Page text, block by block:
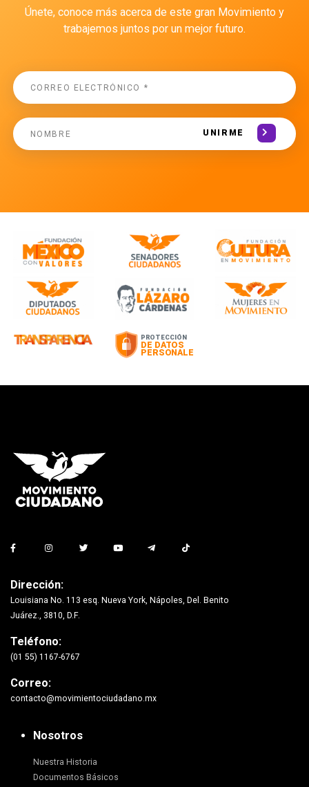
Únete, conoce más acerca de este gran Movimiento y
trabajemos juntos por un mejor futuro.
UNIRME
Dirección:
Louisiana No. 113 esq. Nueva York, Nápoles, Del. Benito
Juárez., 3810, D.F.
Teléfono:
(01 55) 1167-6767
Correo:
contacto@movimientociudadano.mx
Nosotros
Nuestra Historia
Documentos Básicos